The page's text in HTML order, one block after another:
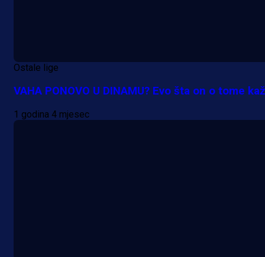
Ostale lige
VAHA PONOVO U DINAMU? Evo šta on o tome
1 godina 4 mjesec